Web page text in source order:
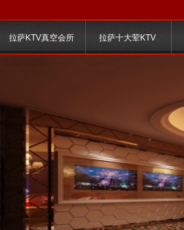
拉萨KTV真空会所 拉萨十大荤KTV